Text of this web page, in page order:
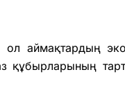
ол аймақтардың
құбырларының